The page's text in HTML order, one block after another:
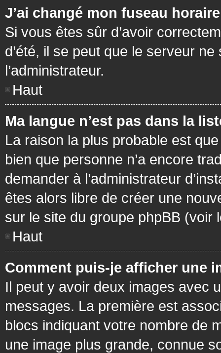
J’ai changé mon fuseau
Si vous êtes sûr d’avoir
d’été, il se peut que le serveur
l’administrateur.
Haut
Ma langue n’est pas dans la
La raison la plus probable est
bien que personne n’a encore
demander à l’administrateur
êtes alors libre de créer une
sur le site du groupe phpBB (voir
Haut
Comment puis-je afficher une
Il peut y avoir deux images avec
messages. La première est
blocs indiquant votre nombre de
une image plus grande, connue